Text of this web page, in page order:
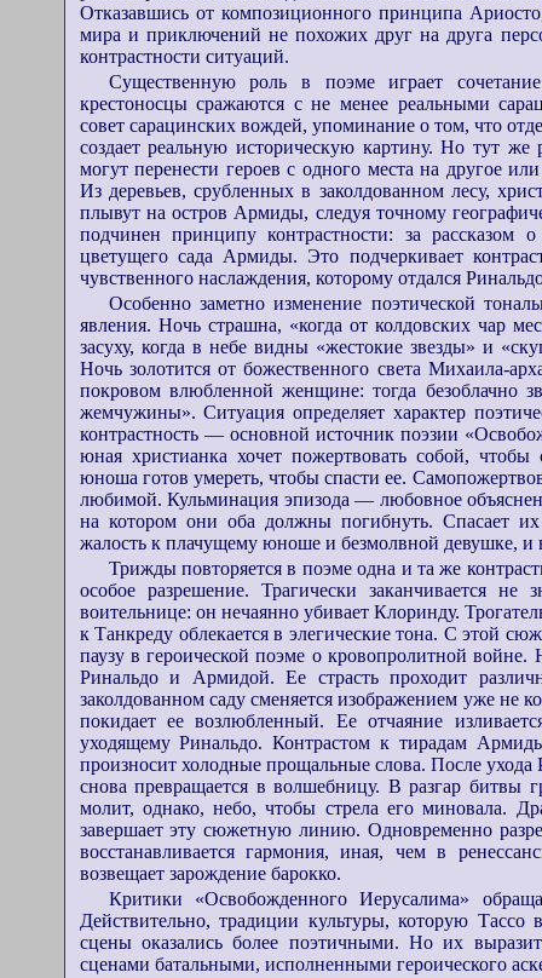
Отказавшись от композиционного принципа
мира и приключений не похожих друг на друга
контрастности ситуаций.
Существенную роль в поэме играет
крестоносцы сражаются с не менее реальными
совет сарацинских вождей, упоминание о том, что
создает реальную историческую картину. Но тут
могут перенести героев с одного места на другое
Из деревьев, срубленных в заколдованном лесу,
плывут на остров Армиды, следуя точному
подчинен принципу контрастности: за рассказом
цветущего сада Армиды. Это подчеркивает
чувственного наслаждения, которому отдался
Особенно заметно изменение поэтической
явления. Ночь страшна, «когда от колдовских чар
засуху, когда в небе видны «жестокие звезды» и
Ночь золотится от божественного света Михаила-
покровом влюбленной женщине: тогда безоблачно
жемчужины». Ситуация определяет характер
контрастность — основной источник поэзии
юная христианка хочет пожертвовать собой,
юноша готов умереть, чтобы спасти ее.
любимой. Кульминация эпизода — любовное
на котором они оба должны погибнуть. Спасает
жалость к плачущему юноше и безмолвной девушке, и
Трижды повторяется в поэме одна и та же
особое разрешение. Трагически заканчивается
воительнице: он нечаянно убивает Клоринду.
к Танкреду облекается в элегические тона. С этой
паузу в героической поэме о кровопролитной
Ринальдо и Армидой. Ее страсть проходит
заколдованном саду сменяется изображением уже
покидает ее возлюбленный. Ее отчаяние
уходящему Ринальдо. Контрастом к тирадам
произносит холодные прощальные слова. После
снова превращается в волшебницу. В разгар битвы
молит, однако, небо, чтобы стрела его миновала.
завершает эту сюжетную линию. Одновременно
восстанавливается гармония, иная, чем в
возвещает зарождение барокко.
Критики «Освобожденного Иерусалима»
Действительно, традиции культуры, которую Тассо
сцены оказались более поэтичными. Но их
сценами батальными, исполненными героического